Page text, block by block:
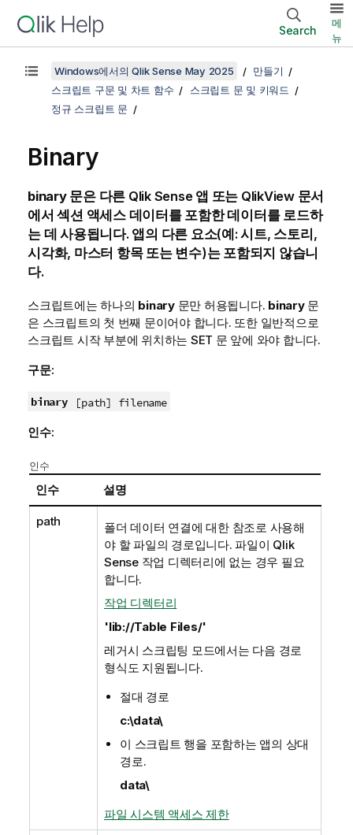
Search
메
뉴
Windows에서의 Qlik Sense May 2025
만들기
스크립트 구문 및 차트 함수
스크립트 문 및 키워드
정규 스크립트 문
Binary
binary문은 다른 Qlik Sense앱 또는 QlikView문서
에서 섹션 액세스 데이터를 포함한 데이터를 로드하
는 데 사용됩니다. 앱의 다른 요소(예: 시트, 스토리,
시각화, 마스터 항목 또는 변수)는 포함되지 않습니
다.
스크립트에는 하나의 binary문만 허용됩니다. binary문
은 스크립트의 첫 번째 문이어야 합니다. 또한 일반적으로
스크립트 시작 부분에 위치하는 SET 문 앞에 와야 합니다.
구문:
binary [path] filename
인수:
인수
인수 설명
path
폴더 데이터 연결에 대한 참조로 사용해
야 할 파일의 경로입니다. 파일이 Qlik
Sense작업 디렉터리에 없는 경우 필요
합니다.
작업 디렉터리
'lib://Table Files/'
레거시 스크립팅 모드에서는 다음 경로
형식도 지원됩니다.
절대 경로
c:\data\
이 스크립트 행을 포함하는 앱의 상대
경로.
data\
파일 시스템 액세스 제한